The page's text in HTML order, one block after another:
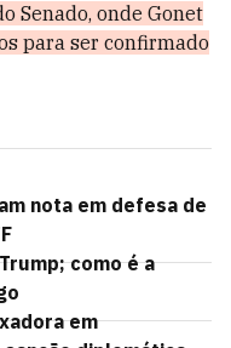
Senado, onde Gonet
para ser confirmado
nota em defesa de
como é a
em